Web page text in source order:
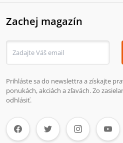
Zachej magazín
Prihláste sa do newslettra a získajte
ponukách, akciách a zľavách. Zo
odhlásiť.